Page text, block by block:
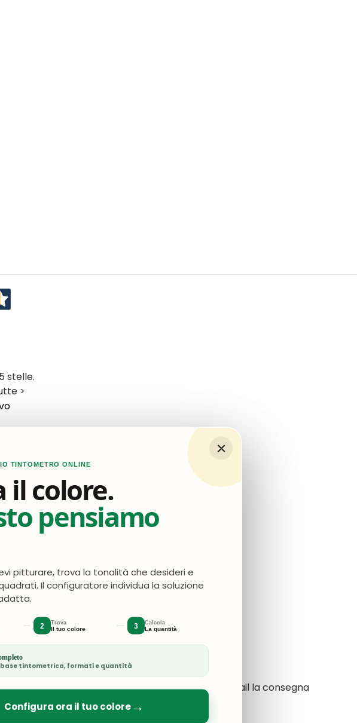
stelle.
>
perfetto
consegna più rapida: ho dovuto sollecitare via mail la consegna
attesa.
×
TINTOMETRO ONLINE
il colore.
pensiamo
pitturare, trova la tonalità che desideri e
Il configuratore individua la soluzione
2 Trova
Il tuo colore 3 Calcola
La quantità
tintometrica, formati e quantità
Configura ora il tuo colore→